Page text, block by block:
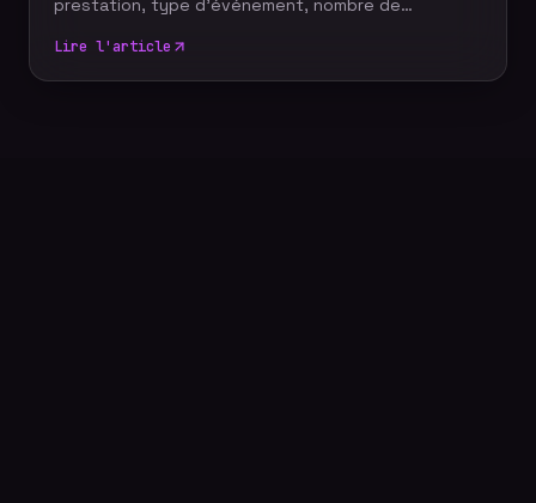
prestation, type d'événement, nombre de
complémentaires. Plutôt que de rechercher le tarif
le plus bas, il est essentiel de comprendre ce qui
Lire l'article